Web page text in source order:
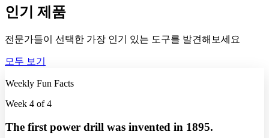
인기 제품
전문가들이 선택한 가장 인기 있는 도구를 발견해보세요
모두 보기
Weekly Fun Facts
Week 4 of 4
The first power drill was invented in 1895.